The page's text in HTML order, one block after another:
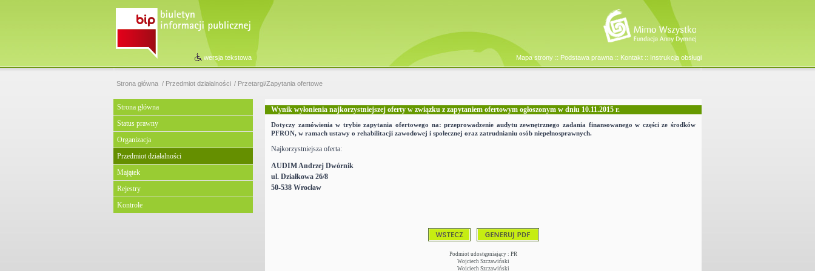
Mapa strony :: Podstawa prawna :: Kontakt :: Instrukcja obsługi
wersja tekstowa
Strona główna Przedmiot działalności Przetargi/Zapytania ofertowe
Strona główna
Status prawny
Organizacja
Przedmiot działalności
Majątek
Rejestry
Kontrole
Wynik wyłonienia najkorzystniejszej oferty w związku z zapytaniem ofertowym ogłoszonym w dniu 10.11.2015 r.
Dotyczy zamówienia w trybie zapytania ofertowego na: przeprowadzenie audytu zewnętrznego zadania finansowanego w części ze środków
PFRON, w ramach ustawy o rehabilitacji zawodowej i społecznej oraz zatrudnianiu osób niepełnosprawnych.
Najkorzystniejsza oferta:
AUDIM Andrzej Dwórnik
ul. Działkowa 26/8
50-538 Wrocław
Podmiot udostępniający : PR
Wojciech Szczawiński
Wojciech Szczawiński